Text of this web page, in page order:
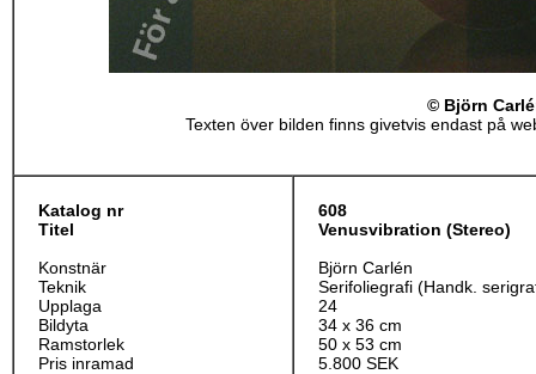
© Björn
Texten över bilden finns givetvis endast på
Katalog nr
Titel
Konstnär
Teknik
Upplaga
Bildyta
Ramstorlek
Pris inramad
608
Venusvibration (Stereo)
Björn Carlén
Serifoliegrafi (Handk.
24
34 x 36 cm
50 x 53 cm
5.800 SEK